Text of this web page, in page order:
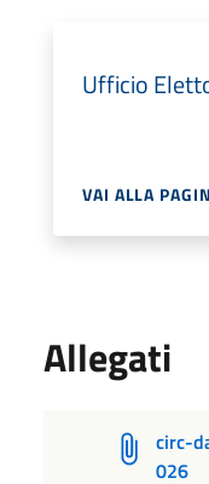
Ufficio
VAI ALLA
Allegati
circ-
026